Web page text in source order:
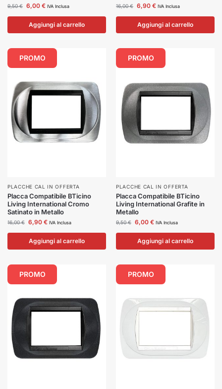
9,50€ 6,00 € IVA Inclusa
Aggiungi al carrello
16,00€ 6,90 € IVA Inclusa
Aggiungi al carrello
PROMO
PLACCHE CAL IN OFFERTA
Placca Compatibile BTicino
Living International Cromo
Satinato in Metallo
16,00€ 6,90 € IVA Inclusa
Aggiungi al carrello
PROMO
PLACCHE CAL IN OFFERTA
Placca Compatibile BTicino
Living International Grafite in
Metallo
9,50€ 6,00 € IVA Inclusa
Aggiungi al carrello
PROMO PROMO